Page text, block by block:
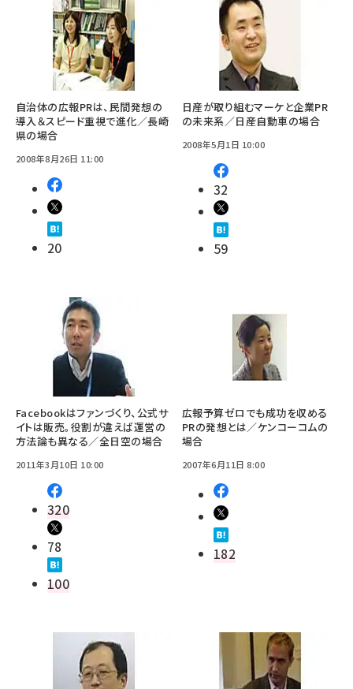
自治体の広報PRは、民間発想の
導入＆スピード重視で進化／長崎
県の場合
2008年8月26日 11:00
20
日産が取り組むマーケと企業PR
の未来系／日産自動車の場合
2008年5月1日 10:00
32
59
Facebookはファンづくり、公式サ
イトは販売。役割が違えば運営の
方法論も異なる／全日空の場合
2011年3月10日 10:00
320
78
100
広報予算ゼロでも成功を収める
PRの発想とは／ケンコーコムの
場合
2007年6月11日 8:00
182